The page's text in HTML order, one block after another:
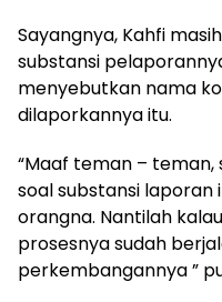
Sayangnya, Kahfi
substansi
menyebutkan nama
dilaporkannya itu.
“Maaf teman –
soal substansi
orangna. Nantilah
prosesnya sudah
perkembangannya ”